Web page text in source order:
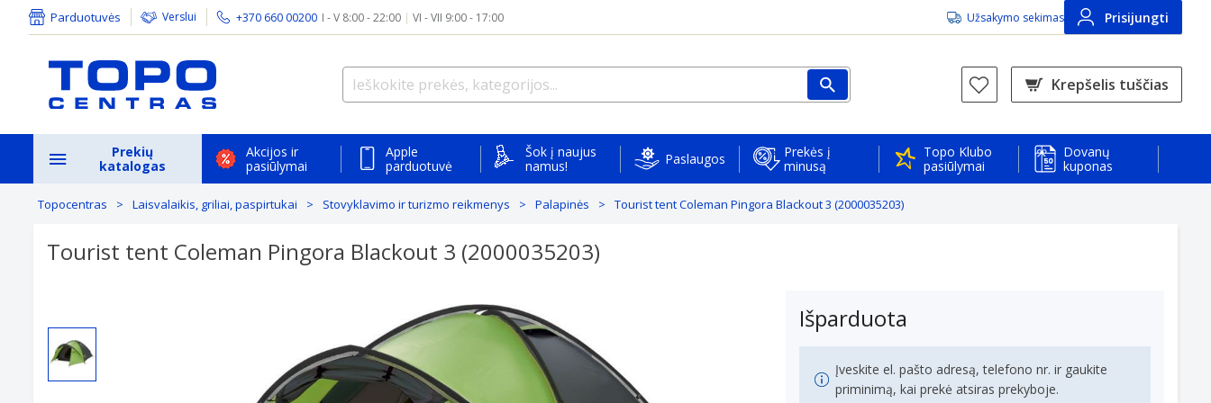
Parduotuvės Verslui +370 660 00200 I - V 8:00 - 22:00 | VI - VII 9:00 - 17:00 Užsakymo sekimas Prisijungti
Krepšelis tuščias
Prekių
katalogas
Akcijos ir
pasiūlymai
Apple
parduotuvė
Šok į naujus
namus!
Paslaugos
Prekės į
minusą
Topo Klubo
pasiūlymai
Dovanų
kuponas
Topocentras Laisvalaikis, griliai, paspirtukai Stovyklavimo ir turizmo reikmenys Palapinės Tourist tent Coleman Pingora Blackout 3 (2000035203)
Tourist tent Coleman Pingora Blackout 3 (2000035203)
Išparduota
Įveskite el. pašto adresą, telefono nr. ir gaukite
priminimą, kai prekė atsiras prekyboje.